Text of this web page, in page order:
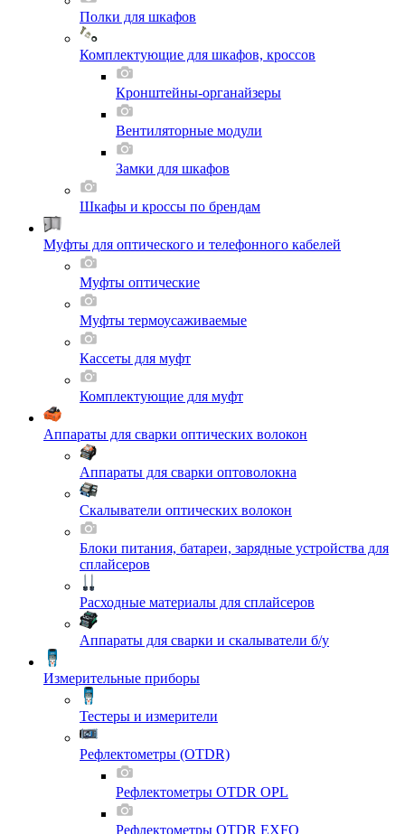
Полки для шкафов
Комплектующие для шкафов, кроссов
Кронштейны-органайзеры
Вентиляторные модули
Замки для шкафов
Шкафы и кроссы по брендам
Муфты для оптического и телефонного кабелей
Муфты оптические
Муфты термоусаживаемые
Кассеты для муфт
Комплектующие для муфт
Аппараты для сварки оптических волокон
Аппараты для сварки оптоволокна
Скалыватели оптических волокон
Блоки питания, батареи, зарядные устройства для
сплайсеров
Расходные материалы для сплайсеров
Аппараты для сварки и скалыватели б/у
Измерительные приборы
Тестеры и измерители
Рефлектометры (OTDR)
Рефлектометры OTDR OPL
Рефлектометры OTDR EXFO